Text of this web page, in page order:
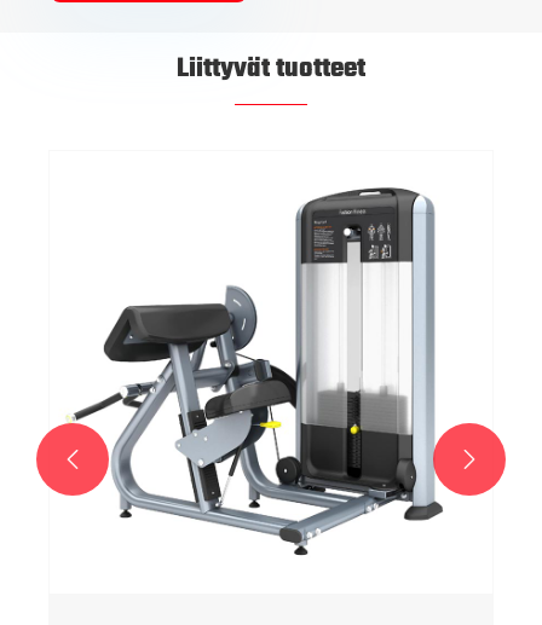
Liittyvät tuotteet
Olkapääpuristimen kouluttaja
 